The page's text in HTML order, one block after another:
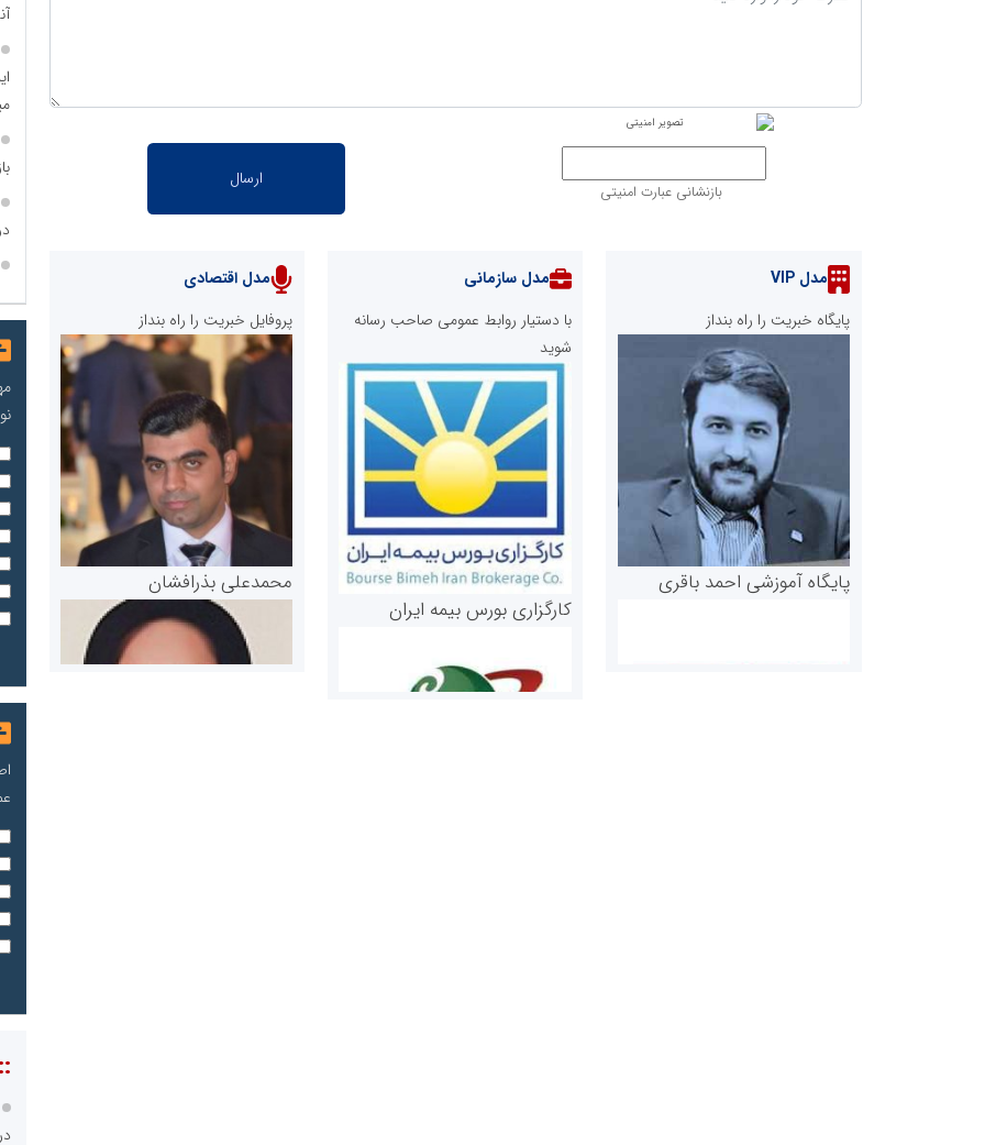
بازنشانی عبارت امنیتی
مدل VIP
پایگاه خبریت را راه بنداز
پایگاه آموزشی احمد باقری
مدل سازمانی
با دستیار روابط عمومی صاحب رسانه
شوید
کارگزاری بورس بیمه ایران
مدل اقتصادی
پروفایل خبریت را راه بنداز
محمدعلی بذرافشان